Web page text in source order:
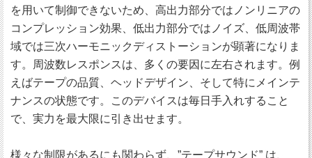
を用いて制御できないため、高出力部分ではノンリニアの
コンプレッション効果、低出力部分ではノイズ、低周波帯
域では三次ハーモニックディストーションが顕著になりま
す。周波数レスポンスは、多くの要因に左右されます。例
えばテープの品質、ヘッドデザイン、そして特にメインテ
ナンスの状態です。このデバイスは毎日手入れすること
で、実力を最大限に引き出せます。
様々な制限があるにも関わらず、”テープサウンド” は、